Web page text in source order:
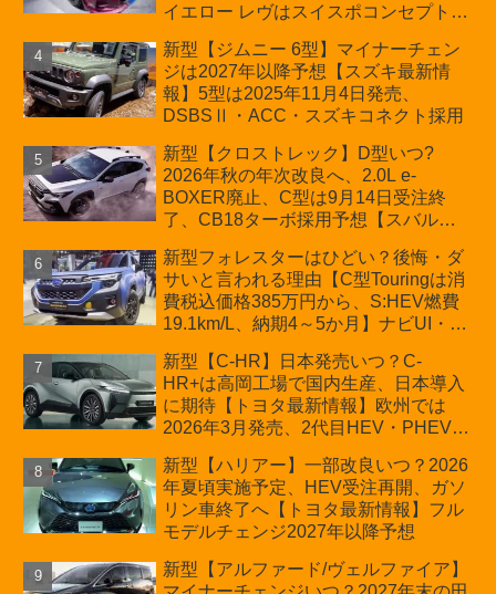
イエロー レヴはスイスポコンセプト
プが争点【スズキ最新情報】特別仕様
車「ZC33S Final Edition」終了
新型【ジムニー 6型】マイナーチェン
ジは2027年以降予想【スズキ最新情
報】5型は2025年11月4日発売、
DSBSⅡ・ACC・スズキコネクト採用
新型【クロストレック】D型いつ?
2026年秋の年次改良へ、2.0L e-
BOXER廃止、C型は9月14日受注終
了、CB18ターボ採用予想【スバル最
新型フォレスターはひどい？後悔・ダ
サいと言われる理由【C型Touringは消
費税込価格385万円から、S:HEV燃費
19.1km/L、納期4～5か月】ナビUI・冬
カーオブザイヤーとJNCAP大賞受賞後
も残る注意点
新型【C-HR】日本発売いつ？C-
HR+は高岡工場で国内生産、日本導入
に期待【トヨタ最新情報】欧州では
2026年3月発売、2代目HEV・PHEVは
新型【ハリアー】一部改良いつ？2026
年夏頃実施予定、HEV受注再開、ガソ
リン車終了へ【トヨタ最新情報】フル
モデルチェンジ2027年以降予想
新型【アルファード/ヴェルファイア】